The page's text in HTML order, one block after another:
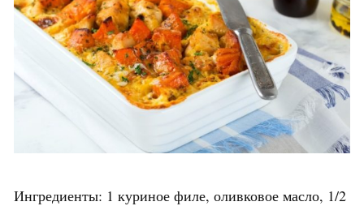
Ингредиенты: 1 куриное филе, оливковое масло, 1/2